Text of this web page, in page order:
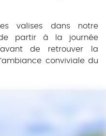
valises dans notre
partir à la journée
de retrouver la
conviviale du